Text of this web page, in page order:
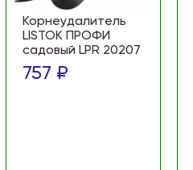
Корнеудалитель
LISTOK ПРОФИ
садовый LPR 20207
757 ₽